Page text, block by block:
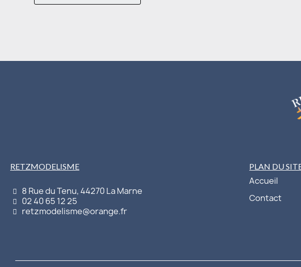
RETZMODELISME
8 Rue du Tenu, 44270 La Marne
02 40 65 12 25
retzmodelisme@orange.fr
PLAN DU
Accueil
Contact